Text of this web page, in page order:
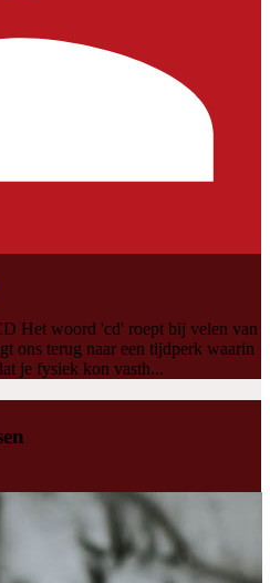
Het woord 'cd' roept bij velen van
ons terug naar een tijdperk waarin
je fysiek kon vasth...